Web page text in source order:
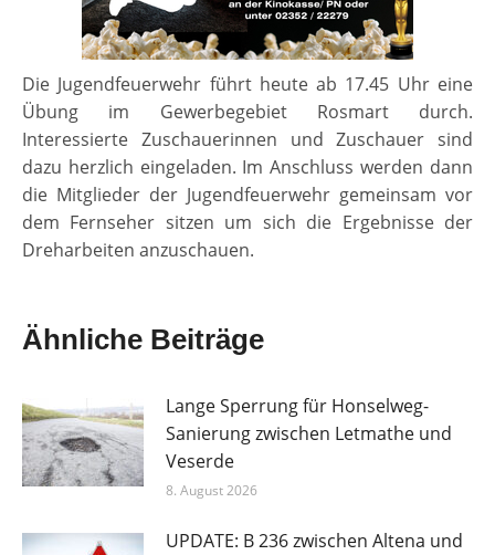
Die Jugendfeuerwehr führt heute ab 17.45 Uhr eine
Übung im Gewerbegebiet Rosmart durch.
Interessierte Zuschauerinnen und Zuschauer sind
dazu herzlich eingeladen. Im Anschluss werden dann
die Mitglieder der Jugendfeuerwehr gemeinsam vor
dem Fernseher sitzen um sich die Ergebnisse der
Dreharbeiten anzuschauen.
Ähnliche Beiträge
Lange Sperrung für Honselweg-
Sanierung zwischen Letmathe und
Veserde
8. August 2026
UPDATE: B 236 zwischen Altena und